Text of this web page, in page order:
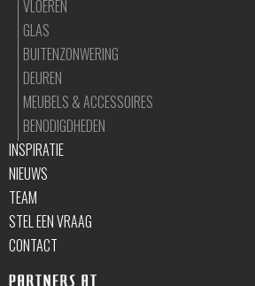
VLOEREN
GLAS
BUITENZONWERING
DEUREN
MEUBELS & ACCESSOIRES
BENODIGDHEDEN
INSPIRATIE
NIEUWS
TEAM
STEL EEN VRAAG
CONTACT